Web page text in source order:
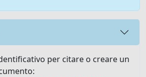
per citare o creare un